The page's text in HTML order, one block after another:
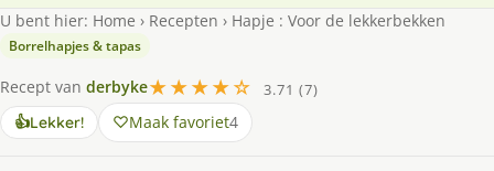
U bent hier: Home › Recepten › Hapje : Voor de lekkerbekken
Borrelhapjes & tapas
Recept van derbyke★★★★☆
3.71 (7)
👍Lekker! Maak favoriet4